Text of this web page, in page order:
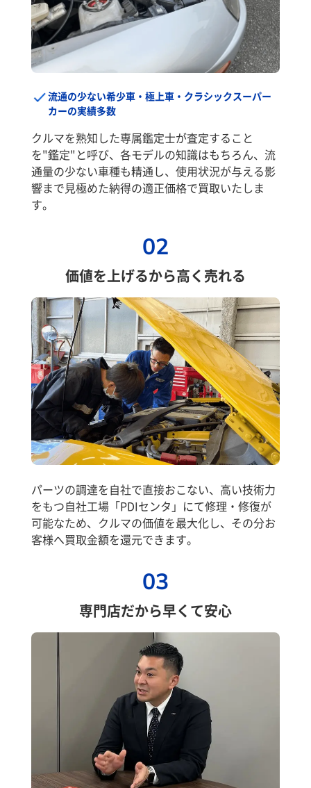
流通の少ない希少車・極上車・クラシックスーパー
カーの実績多数
クルマを熟知した専属鑑定士が査定すること
を"鑑定"と呼び、各モデルの知識はもちろん、流
通量の少ない車種も精通し、使用状況が与える影
響まで見極めた納得の適正価格で買取いたしま
す。
02
価値を上げるから高く売れる
パーツの調達を自社で直接おこない、高い技術力
をもつ自社工場「PDIセンタ」にて修理・修復が
可能なため、クルマの価値を最大化し、その分お
客様へ買取金額を還元できます。
03
専門店だから早くて安心